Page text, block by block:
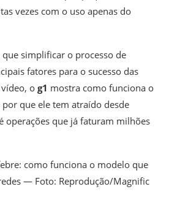
vezes com o uso apenas do
que simplificar o processo de
fatores para o sucesso das
o g1 mostra como funciona o
que ele tem atraído desde
operações que já faturam milhões
como funciona o modelo que
— Foto: Reprodução/Magnific